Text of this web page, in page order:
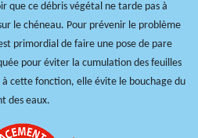
que ce débris végétal ne tarde pas à
le chéneau. Pour prévenir le problème
primordial de faire une pose de pare
pour éviter la cumulation des feuilles
cette fonction, elle évite le bouchage du
des eaux.